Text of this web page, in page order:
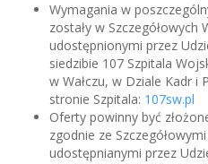
Wymagania w
zostały w Szczegółowych
udostępnionymi przez
siedzibie 107 Szpitala
w Wałczu, w Dziale Kadr i
stronie Szpitala: 107sw.pl
Oferty powinny być
zgodnie ze
udostępnianymi przez